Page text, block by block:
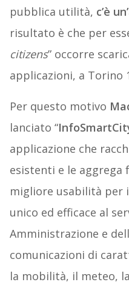
pubblica utilità, c’è
risultato è che per
citizens” occorre
applicazioni, a Torino
Per questo motivo
lanciato “
applicazione che
esistenti e le aggrega
migliore usabilità per
unico ed efficace al
Amministrazione e
comunicazioni di
la mobilità, il meteo,